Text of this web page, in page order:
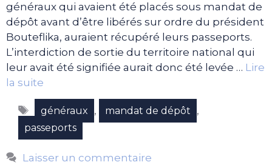
généraux qui avaient été placés sous mandat de
dépôt avant d’être libérés sur ordre du président
Bouteflika, auraient récupéré leurs passeports.
L’interdiction de sortie du territoire national qui
leur avait été signifiée aurait donc été levée … Lire
la suite
Étiquettes
généraux , mandat de dépôt ,
passeports
Laisser un commentaire